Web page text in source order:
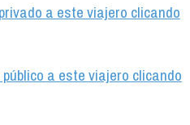
a este viajero clicando
a este viajero clicando